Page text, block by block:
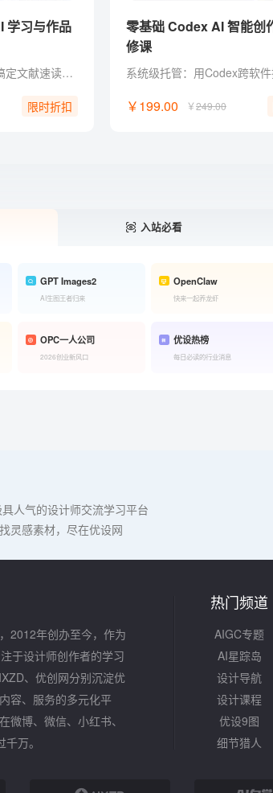
学习与作品
• 全场景跑通：善用 AI 搞定文献速读、课堂汇报、社团策划与作品集！ • 零经验门槛：零基础掌握主流 AI 工具玩法，轻松制作惊艳 AI 作品。 • 作品集打造：将作品与项目经历升级为作品集，直接用于简历与面试！ • 创作超能力：不被专业束缚， 掌握先进 AI 工作流，成为独立内容创作者！ • 独家福利：附赠提示词指令包、PPT 排版框架、案例模板与面试自述话术。
限时折扣
零基础 Codex AI 智能创作实战必
修课
￥199.00 ￥249.00
入站必看
GPT Images2
AI生图王者归来
OpenClaw
快来一起养龙虾
OPC一人公司
2026创业新风口
优设热榜
每日必读的行业消息
人气的设计师交流学习平台
灵感素材，尽在优设网
2012年创办至今，作为
于设计师创作者的学习
、优创网分别沉淀优
容、服务的多元化平
微博、微信、小红书、
万。
热门频道
AIGC专题
AI星踪岛
设计导航
设计课程
优设9图
细节猎人